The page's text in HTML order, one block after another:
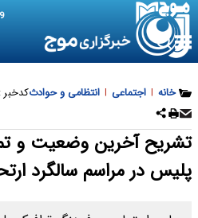
9 August 2026
خانه | اجتماعی | انتظامی و حوادثکدخبر :
تشریح آخرین وضعیت و
پلیس در مراسم سالگرد